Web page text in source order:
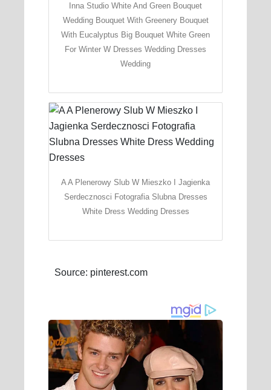
Inna Studio White And Green Bouquet
Wedding Bouquet With Greenery Bouquet
With Eucalyptus Big Bouquet White Green
For Winter W Dresses Wedding Dresses
Wedding
A A Plenerowy Slub W Mieszko I Jagienka
Serdecznosci Fotografia Slubna Dresses
White Dress Wedding Dresses
Source: pinterest.com